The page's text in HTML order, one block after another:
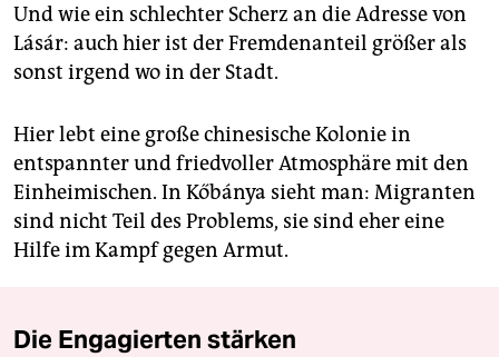
Und wie ein schlechter Scherz an die Adresse von
Lásár: auch hier ist der Fremdenanteil größer als
sonst irgend wo in der Stadt.
Hier lebt eine große chinesische Kolonie in
entspannter und friedvoller Atmosphäre mit den
Einheimischen. In Kőbánya sieht man: Migranten
sind nicht Teil des Problems, sie sind eher eine
Hilfe im Kampf gegen Armut.
Die Engagierten stärken